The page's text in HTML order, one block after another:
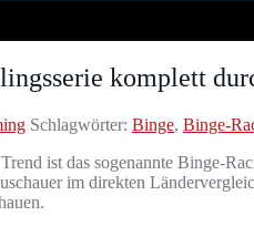
komplett
Schlagwörter: Binge, Binge-
ist das sogenannte Binge-
im direkten